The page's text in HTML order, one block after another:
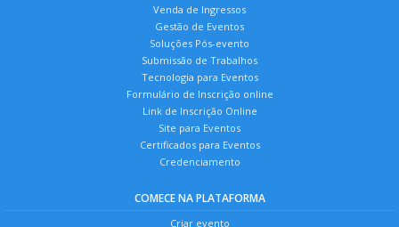
Venda de Ingressos
Gestão de Eventos
Soluções Pós-evento
Submissão de Trabalhos
Tecnologia para Eventos
Formulário de Inscrição online
Link de Inscrição Online
Site para Eventos
Certificados para Eventos
Credenciamento
COMECE NA PLATAFORMA
Criar evento